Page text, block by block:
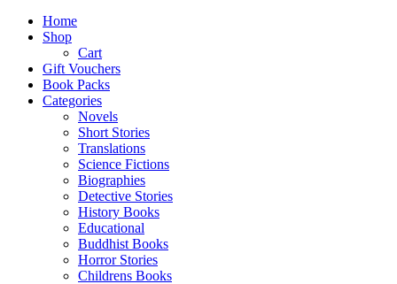
Home
Shop
Cart
Gift Vouchers
Book Packs
Categories
Novels
Short Stories
Translations
Science Fictions
Biographies
Detective Stories
History Books
Educational
Buddhist Books
Horror Stories
Childrens Books